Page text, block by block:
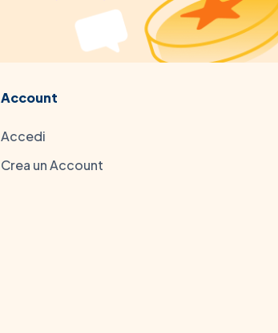
Account
Accedi
Crea un Account